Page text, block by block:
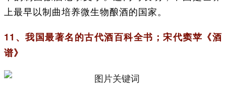
上最早以制曲培养微生物酿酒的国家。
11、我国最著名的古代酒百科全书；宋代窦苹《酒
谱》